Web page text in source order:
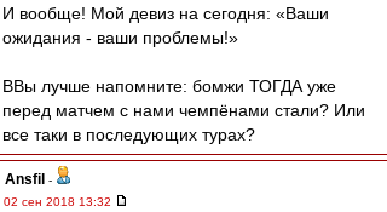
И вообще! Мой девиз на сегодня: «Ваши
ожидания - ваши проблемы!»
ВВы лучше напомните: бомжи ТОГДА уже
перед матчем с нами чемпёнами стали? Или
все таки в последующих турах?
Ansfil -
02 сен 2018 13:32